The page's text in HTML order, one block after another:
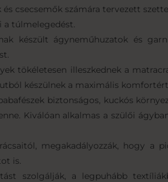
csecsemők számára tervezett
a túlmelegedést.
készült ágyneműhuzatok és
tökéletesen illeszkednek a
készülnek a maximális
biztonságos, kuckós
Kiválóan alkalmas a szülői
megakadályozzák, hogy a
is.
szolgálják, a legpuhább